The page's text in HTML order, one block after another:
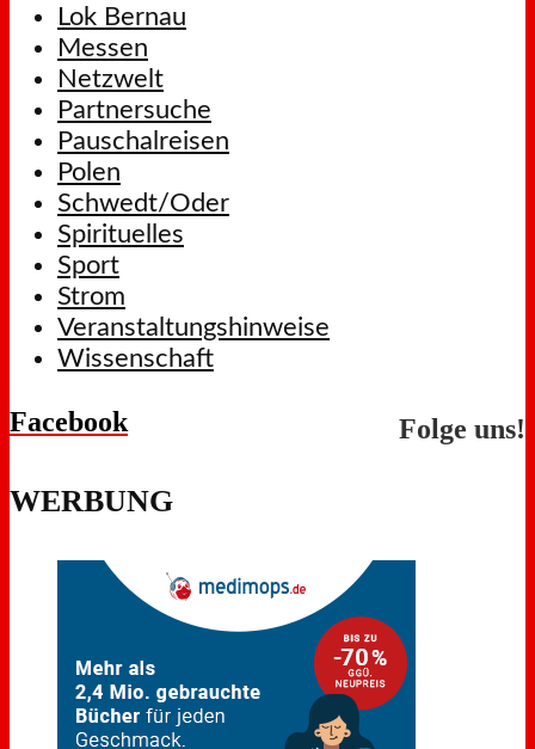
Lok Bernau
Messen
Netzwelt
Partnersuche
Pauschalreisen
Polen
Schwedt/Oder
Spirituelles
Sport
Strom
Veranstaltungshinweise
Wissenschaft
Facebook Folge uns!
WERBUNG